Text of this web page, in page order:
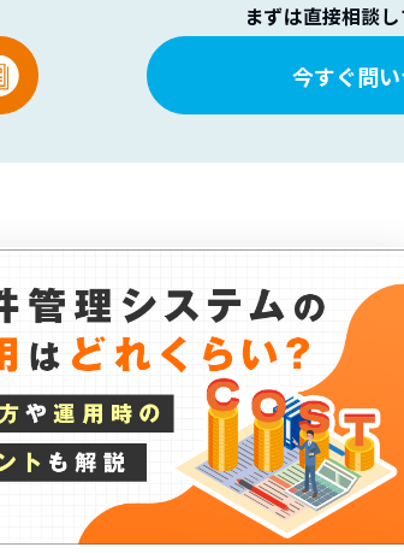
まずは直接相談
今すぐ問